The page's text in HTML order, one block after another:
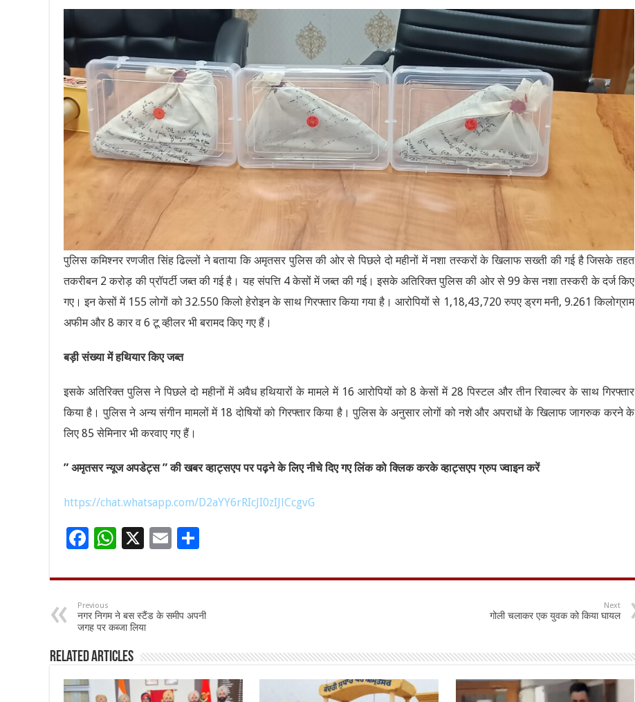
पुलिस कमिश्नर रणजीत सिंह ढिल्लों ने बताया कि अमृतसर पुलिस की ओर से पिछले दो महीनों में नशा तस्करों के खिलाफ सख्ती की गई है जिसके तहत
तकरीबन 2 करोड़ की प्रॉपर्टी जब्त की गई है। यह संपत्ति 4 केसों में जब्त की गई। इसके अतिरिक्त पुलिस की ओर से 99 केस नशा तस्करी के दर्ज किए
गए। इन केसों में 155 लोगों को 32.550 किलो हेरोइन के साथ गिरफ्तार किया गया है। आरोपियों से 1,18,43,720 रुपए ड्रग मनी, 9.261 किलोग्राम
अफीम और 8 कार व 6 टू व्हीलर भी बरामद किए गए हैं।
बड़ी संख्या में हथियार किए जब्त
इसके अतिरिक्त पुलिस ने पिछले दो महीनों में अवैध हथियारों के मामले में 16 आरोपियों को 8 केसों में 28 पिस्टल और तीन रिवाल्वर के साथ गिरफ्तार
किया है। पुलिस ने अन्य संगीन मामलों में 18 दोषियों को गिरफ्तार किया है। पुलिस के अनुसार लोगों को नशे और अपराधों के खिलाफ जागरुक करने के
लिए 85 सेमिनार भी करवाए गए हैं।
” अमृतसर न्यूज अपडेट्स ” की खबर व्हाट्सएप पर पढ़ने के लिए नीचे दिए गए लिंक को क्लिक करके व्हाट्सएप ग्रुप ज्वाइन करें
https://chat.whatsapp.com/D2aYY6rRIcJI0zIJlCcgvG
F
e
b
o
o
W
at
sA
p
p
X
E
ai
l
ar
e
Previous
नगर निगम ने बस स्टैंड के समीप अपनी
जगह पर कब्जा लिया
Next
गोली चलाकर एक युवक को किया घायल
Related Articles